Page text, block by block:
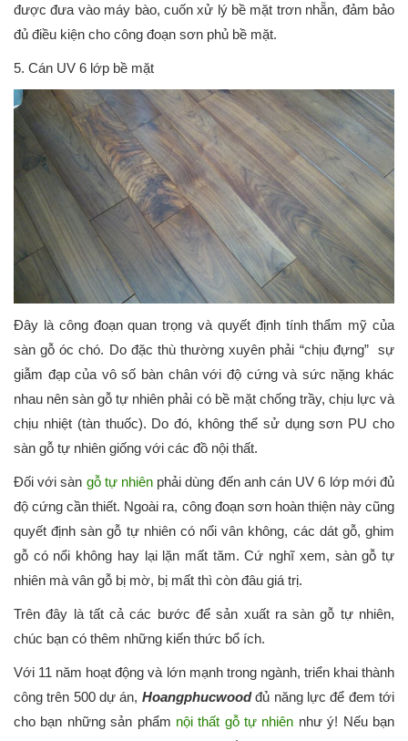
được đưa vào máy bào, cuốn xử lý bề mặt trơn nhẵn, đảm bảo
đủ điều kiện cho công đoạn sơn phủ bề mặt.
5. Cán UV 6 lớp bề mặt
Đây là công đoạn quan trọng và quyết định tính thẩm mỹ của
sàn gỗ óc chó. Do đặc thù thường xuyên phải “chịu đựng” sự
giẫm đạp của vô số bàn chân với độ cứng và sức nặng khác
nhau nên sàn gỗ tự nhiên phải có bề mặt chống trầy, chịu lực và
chịu nhiệt (tàn thuốc). Do đó, không thể sử dụng sơn PU cho
sàn gỗ tự nhiên giống với các đồ nội thất.
Đối với sàn gỗ tự nhiên phải dùng đến anh cán UV 6 lớp mới đủ
độ cứng cần thiết. Ngoài ra, công đoạn sơn hoàn thiện này cũng
quyết định sàn gỗ tự nhiên có nổi vân không, các dát gỗ, ghim
gỗ có nổi không hay lại lặn mất tăm. Cứ nghĩ xem, sàn gỗ tự
nhiên mà vân gỗ bị mờ, bị mất thì còn đâu giá trị.
Trên đây là tất cả các bước để sản xuất ra sàn gỗ tự nhiên,
chúc bạn có thêm những kiến thức bổ ích.
Với 11 năm hoạt động và lớn mạnh trong ngành, triển khai thành
công trên 500 dự án, Hoangphucwoodđủ năng lực để đem tới
cho bạn những sản phẩm nội thất gỗ tự nhiên như ý! Nếu bạn